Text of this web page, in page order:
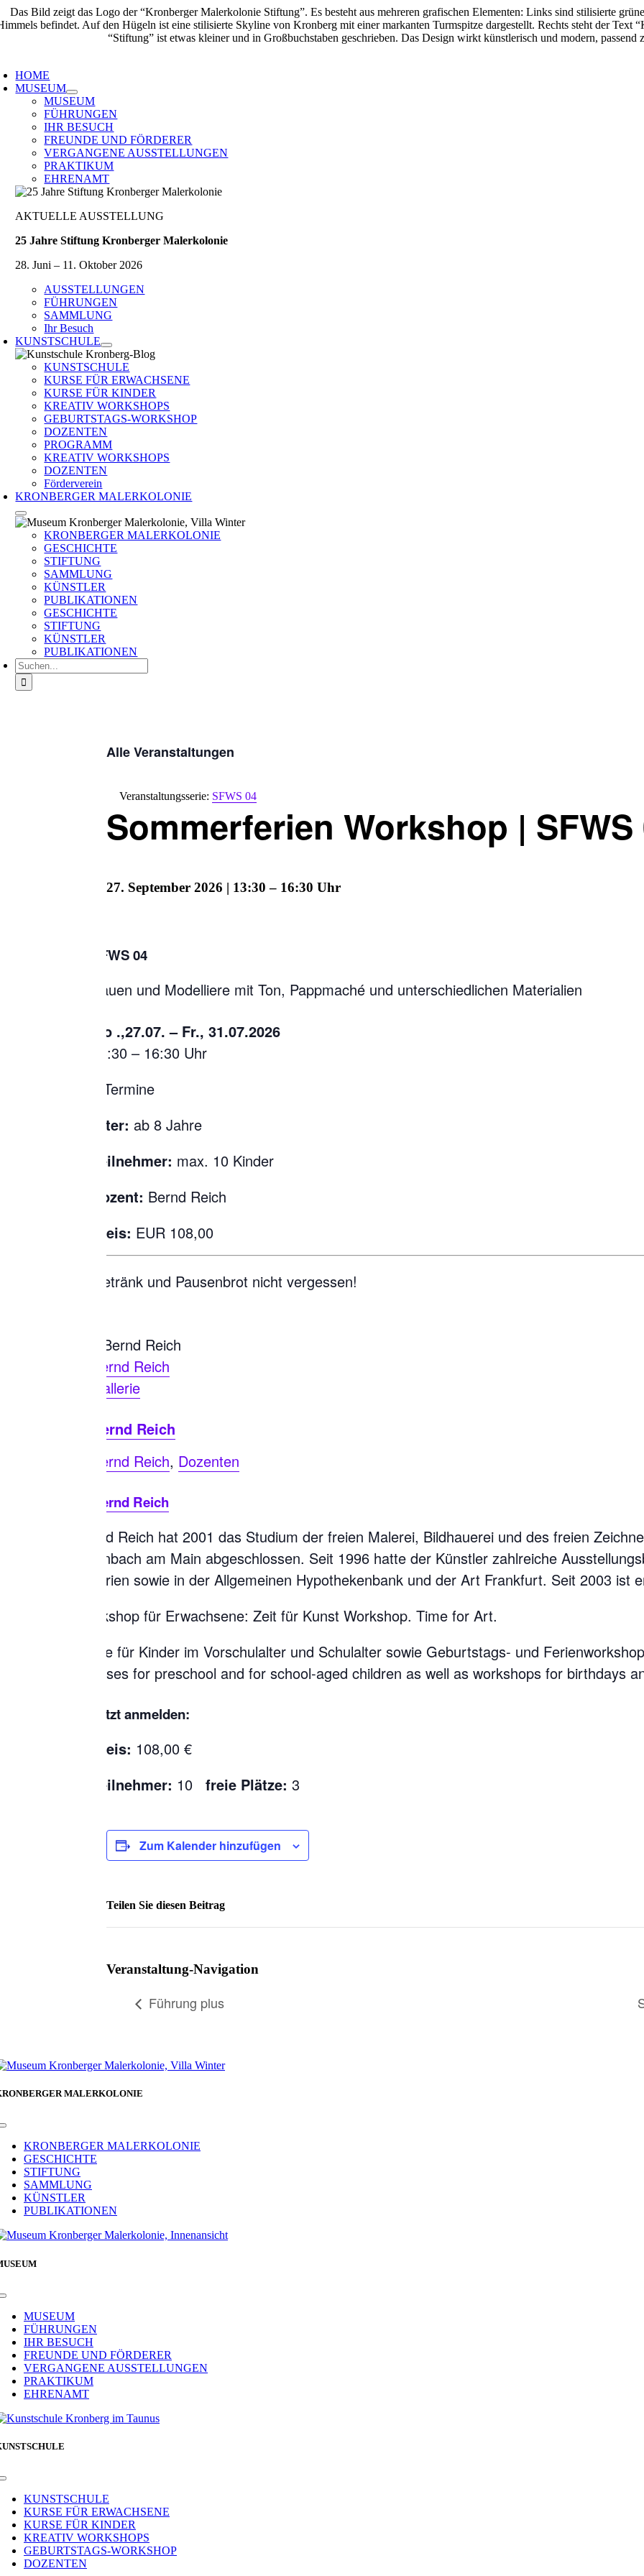
Zum
Inhalt
HOME
MUSEUM
MUSEUM
FÜHRUNGEN
IHR BESUCH
FREUNDE UND FÖRDERER
VERGANGENE AUSSTELLUNGEN
PRAKTIKUM
EHRENAMT
AKTUELLE AUSSTELLUNG
25 Jahre Stiftung Kronberger Malerkolonie
28. Juni – 11. Oktober 2026
AUSSTELLUNGEN
FÜHRUNGEN
SAMMLUNG
Ihr Besuch
KUNSTSCHULE
KUNSTSCHULE
KURSE FÜR ERWACHSENE
KURSE FÜR KINDER
KREATIV WORKSHOPS
GEBURTSTAGS-WORKSHOP
DOZENTEN
PROGRAMM
KREATIV WORKSHOPS
DOZENTEN
Förderverein
KRONBERGER MALERKOLONIE
KRONBERGER MALERKOLONIE
GESCHICHTE
STIFTUNG
SAMMLUNG
KÜNSTLER
PUBLIKATIONEN
GESCHICHTE
STIFTUNG
KÜNSTLER
PUBLIKATIONEN
Suche
nach:
Alle Veranstaltungen
Veranstaltungsserie: SFWS 04
Sommerferien Workshop | SFWS
27. September 2026 | 13:30 – 16:30
SFWS 04
Bauen und Modelliere mit Ton, Pappmaché und unterschiedlichen Materialien
Mo .,27.07. – Fr., 31.07.2026
13:30 – 16:30 Uhr
5 Termine
Alter: ab 8 Jahre
Teilnehmer: max. 10 Kinder
Dozent: Bernd Reich
Preis: EUR 108,00
Getränk und Pausenbrot nicht vergessen!
Bernd Reich
Gallerie
Bernd Reich
Bernd Reich, Dozenten
Bernd Reich
Bernd Reich hat 2001 das Studium der freien Malerei, Bildhauerei und des freien
Offenbach am Main abgeschlossen. Seit 1996 hatte der Künstler zahlreiche
Galerien sowie in der Allgemeinen Hypothekenbank und der Art Frankfurt. Seit 2003
Workshop für Erwachsene: Zeit für Kunst Workshop. Time for Art.
Kurse für Kinder im Vorschulalter und Schulalter sowie Geburtstags- und
Courses for preschool and for school-aged children as well as workshops for birthdays
Jetzt anmelden:
Preis: 108,00 €
Teilnehmer: 10freie Plätze: 3
Zum Kalender hinzufügen
Teilen Sie diesen Beitrag
Veranstaltung-Navigation
Führung plus
MALERKOLONIE
Toggle
NavigationKRONBERGER MALERKOLONIE
GESCHICHTE
STIFTUNG
SAMMLUNG
KÜNSTLER
PUBLIKATIONEN
Toggle
NavigationMUSEUM
FÜHRUNGEN
IHR BESUCH
FREUNDE UND FÖRDERER
VERGANGENE AUSSTELLUNGEN
PRAKTIKUM
EHRENAMT
Toggle
NavigationKUNSTSCHULE
KURSE FÜR ERWACHSENE
KURSE FÜR KINDER
KREATIV WORKSHOPS
GEBURTSTAGS-WORKSHOP
DOZENTEN